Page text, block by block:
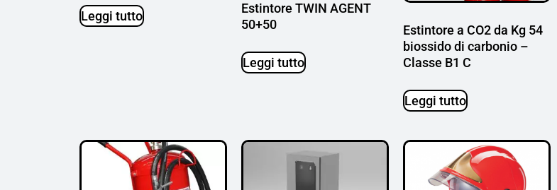
Leggi tutto
Estintore TWIN AGENT
50+50
Leggi tutto
Estintore a CO2 da Kg 54
biossido di carbonio –
Classe B1 C
Leggi tutto